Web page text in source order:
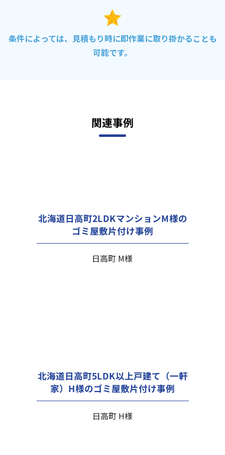
条件によっては、見積もり時に即作業に取り掛かることも
可能です。
関連事例
北海道日高町2LDKマンションM様の
ゴミ屋敷片付け事例
日高町 M様
北海道日高町5LDK以上戸建て（一軒
家）H様のゴミ屋敷片付け事例
日高町 H様